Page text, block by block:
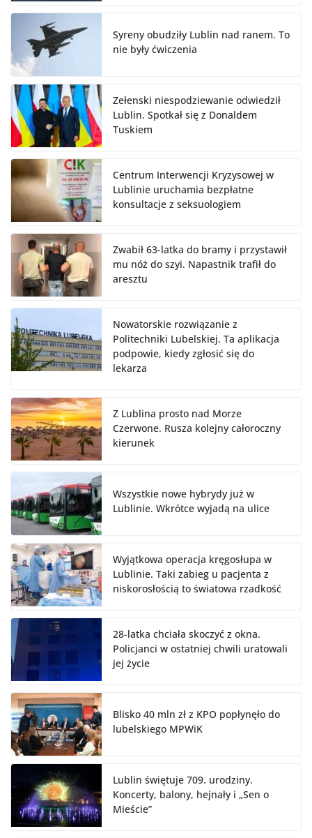
Syreny obudziły Lublin nad ranem. To
nie były ćwiczenia
Zełenski niespodziewanie odwiedził
Lublin. Spotkał się z Donaldem
Tuskiem
Centrum Interwencji Kryzysowej w
Lublinie uruchamia bezpłatne
konsultacje z seksuologiem
Zwabił 63-latka do bramy i przystawił
mu nóż do szyi. Napastnik trafił do
aresztu
Nowatorskie rozwiązanie z
Politechniki Lubelskiej. Ta aplikacja
podpowie, kiedy zgłosić się do
lekarza
Z Lublina prosto nad Morze
Czerwone. Rusza kolejny całoroczny
kierunek
Wszystkie nowe hybrydy już w
Lublinie. Wkrótce wyjadą na ulice
Wyjątkowa operacja kręgosłupa w
Lublinie. Taki zabieg u pacjenta z
niskorosłością to światowa rzadkość
28-latka chciała skoczyć z okna.
Policjanci w ostatniej chwili uratowali
jej życie
Blisko 40 mln zł z KPO popłynęło do
lubelskiego MPWiK
Lublin świętuje 709. urodziny.
Koncerty, balony, hejnały i „Sen o
Mieście”